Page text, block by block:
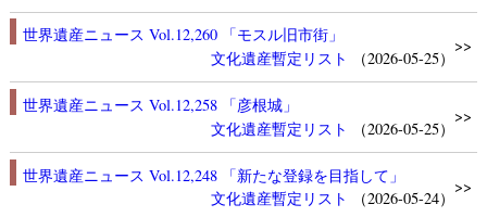
世界遺産ニュース Vol.12,260 「モスル旧市街」
文化遺産暫定リスト （2026-05-25）
>>
世界遺産ニュース Vol.12,258 「彦根城」
文化遺産暫定リスト （2026-05-25）
>>
世界遺産ニュース Vol.12,248 「新たな登録を目指して」
文化遺産暫定リスト （2026-05-24）
>>